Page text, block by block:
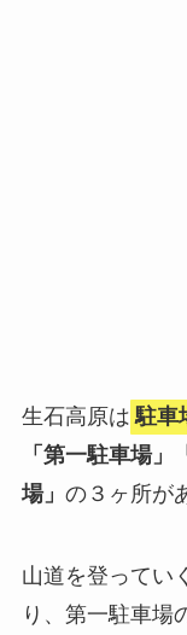
生石高原は 駐車
「第一駐車場
場」 の３ヶ所が
山道を登ってい
り、第一駐車場